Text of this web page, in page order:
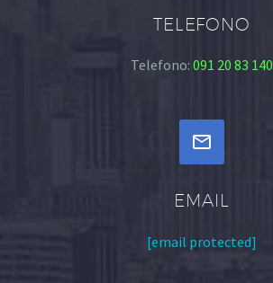
TELEFONO
Telefono: 091 20 83 140


EMAIL
[email protected]